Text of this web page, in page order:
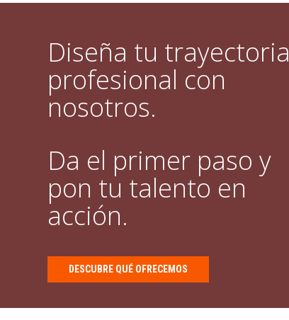
Diseña tu trayectoria
profesional con
nosotros.
Da el primer paso y
pon tu talento en
acción.
DESCUBRE QUÉ OFRECEMOS